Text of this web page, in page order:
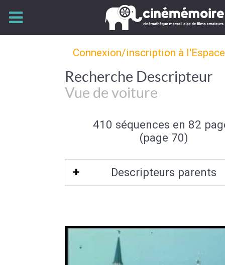
Connexion/inscription à
Recherche Descripteur
Vue de voiture
410 séquences en 82
(page 70)
Descripteurs parents